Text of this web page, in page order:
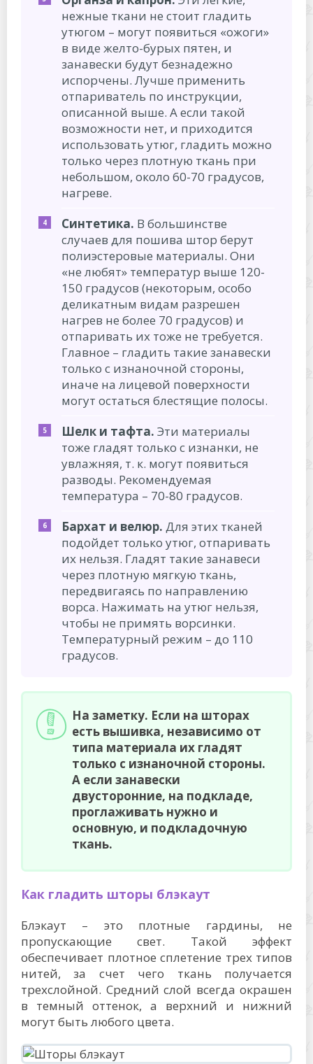
нежные ткани не стоит гладить
утюгом – могут появиться «ожоги»
в виде желто-бурых пятен, и
занавески будут безнадежно
испорчены. Лучше применить
отпариватель по инструкции,
описанной выше. А если такой
возможности нет, и приходится
использовать утюг, гладить можно
только через плотную ткань при
небольшом, около 60-70 градусов,
нагреве.
Синтетика. В большинстве
случаев для пошива штор берут
полиэстеровые материалы. Они
«не любят» температур выше 120-
150 градусов (некоторым, особо
деликатным видам разрешен
нагрев не более 70 градусов) и
отпаривать их тоже не требуется.
Главное – гладить такие занавески
только с изнаночной стороны,
иначе на лицевой поверхности
могут остаться блестящие полосы.
Шелк и тафта. Эти материалы
тоже гладят только с изнанки, не
увлажняя, т. к. могут появиться
разводы. Рекомендуемая
температура – 70-80 градусов.
Бархат и велюр. Для этих тканей
подойдет только утюг, отпаривать
их нельзя. Гладят такие занавеси
через плотную мягкую ткань,
передвигаясь по направлению
ворса. Нажимать на утюг нельзя,
чтобы не примять ворсинки.
Температурный режим – до 110
градусов.
На заметку. Если на шторах
есть вышивка, независимо от
типа материала их гладят
только с изнаночной стороны.
А если занавески
двусторонние, на подкладе,
проглаживать нужно и
основную, и подкладочную
ткань.
Как гладить шторы блэкаут
Блэкаут – это плотные гардины, не
пропускающие свет. Такой эффект
обеспечивает плотное сплетение трех типов
нитей, за счет чего ткань получается
трехслойной. Средний слой всегда окрашен
в темный оттенок, а верхний и нижний
могут быть любого цвета.